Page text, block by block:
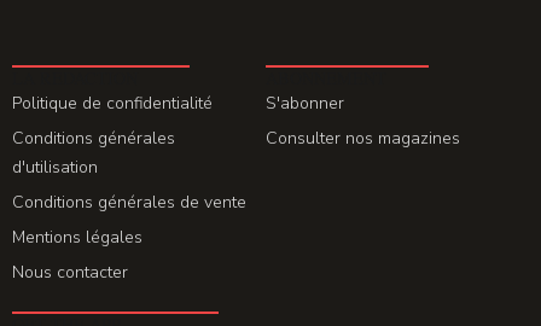
Politique de confidentialité
Conditions générales
d'utilisation
Conditions générales de vente
Mentions légales
Nous contacter
S'abonner
Consulter nos magazines